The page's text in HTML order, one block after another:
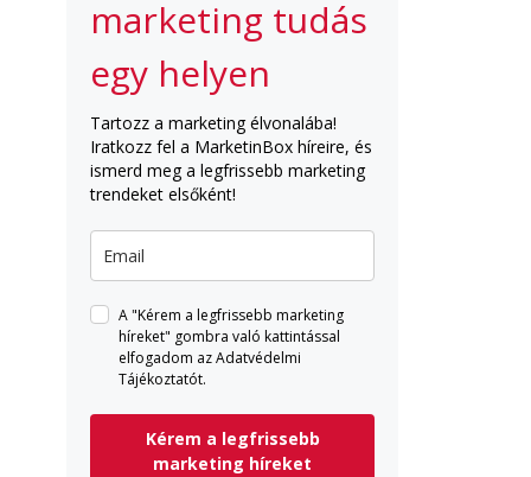
marketing tudás
egy helyen
Tartozz a marketing élvonalába!
Iratkozz fel a MarketinBox híreire, és
ismerd meg a legfrissebb marketing
trendeket elsőként!
A "Kérem a legfrissebb marketing
híreket" gombra való kattintással
elfogadom az Adatvédelmi
Tájékoztatót.
Kérem a legfrissebb
marketing híreket